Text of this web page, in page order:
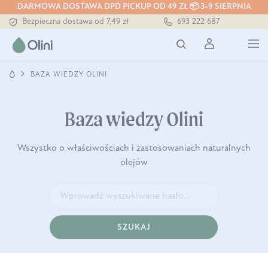
DARMOWA DOSTAWA DPD PICKUP OD 49 ZŁ 📦 3-9 SIERPNIA
Bezpieczna dostawa od 7,49 zł
Darmowa dostawa od 199 zł
Tłoczony zawsze na zimno
693 222 687
BAZA WIEDZY OLINI
Baza wiedzy Olini
Wszystko o właściwościach i zastosowaniach naturalnych
olejów
SZUKAJ